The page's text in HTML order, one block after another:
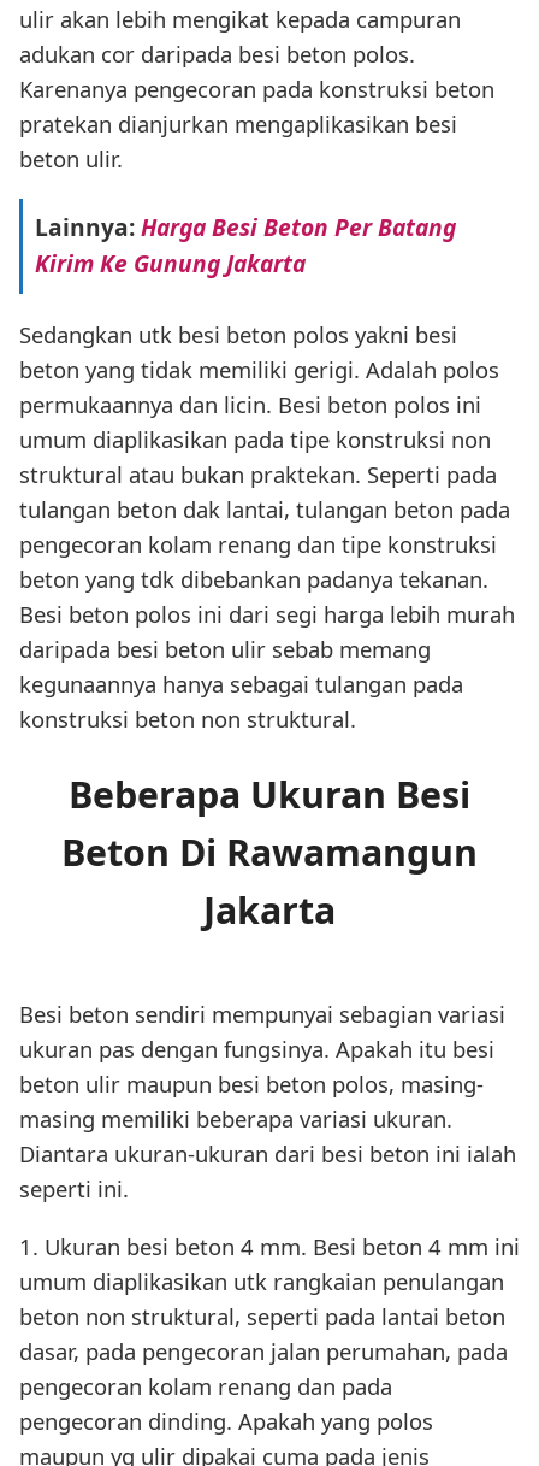
ulir akan lebih mengikat kepada campuran
adukan cor daripada besi beton polos.
Karenanya pengecoran pada konstruksi beton
pratekan dianjurkan mengaplikasikan besi
beton ulir.
Lainnya:Harga Besi Beton Per Batang
Kirim Ke Gunung Jakarta
Sedangkan utk besi beton polos yakni besi
beton yang tidak memiliki gerigi. Adalah polos
permukaannya dan licin. Besi beton polos ini
umum diaplikasikan pada tipe konstruksi non
struktural atau bukan praktekan. Seperti pada
tulangan beton dak lantai, tulangan beton pada
pengecoran kolam renang dan tipe konstruksi
beton yang tdk dibebankan padanya tekanan.
Besi beton polos ini dari segi harga lebih murah
daripada besi beton ulir sebab memang
kegunaannya hanya sebagai tulangan pada
konstruksi beton non struktural.
Beberapa Ukuran Besi
Beton Di Rawamangun
Jakarta
Besi beton sendiri mempunyai sebagian variasi
ukuran pas dengan fungsinya. Apakah itu besi
beton ulir maupun besi beton polos, masing-
masing memiliki beberapa variasi ukuran.
Diantara ukuran-ukuran dari besi beton ini ialah
seperti ini.
1. Ukuran besi beton 4 mm. Besi beton 4 mm ini
umum diaplikasikan utk rangkaian penulangan
beton non struktural, seperti pada lantai beton
dasar, pada pengecoran jalan perumahan, pada
pengecoran kolam renang dan pada
pengecoran dinding. Apakah yang polos
maupun yg ulir dipakai cuma pada jenis